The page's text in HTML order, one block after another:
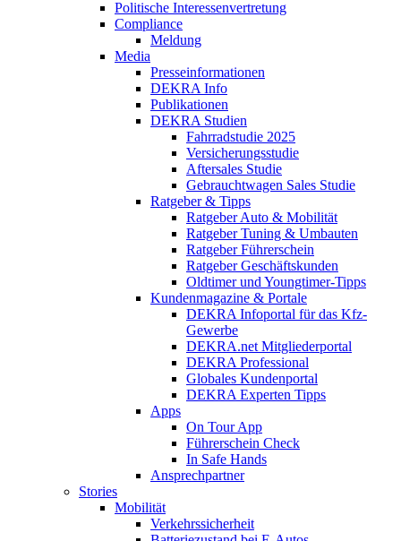
Politische Interessenvertretung
Compliance
Meldung
Media
Presseinformationen
DEKRA Info
Publikationen
DEKRA Studien
Fahrradstudie 2025
Versicherungsstudie
Aftersales Studie
Gebrauchtwagen Sales Studie
Ratgeber & Tipps
Ratgeber Auto & Mobilität
Ratgeber Tuning & Umbauten
Ratgeber Führerschein
Ratgeber Geschäftskunden
Oldtimer und Youngtimer-Tipps
Kundenmagazine & Portale
DEKRA Infoportal für das Kfz-
Gewerbe
DEKRA.net Mitgliederportal
DEKRA Professional
Globales Kundenportal
DEKRA Experten Tipps
Apps
On Tour App
Führerschein Check
In Safe Hands
Ansprechpartner
Stories
Mobilität
Verkehrssicherheit